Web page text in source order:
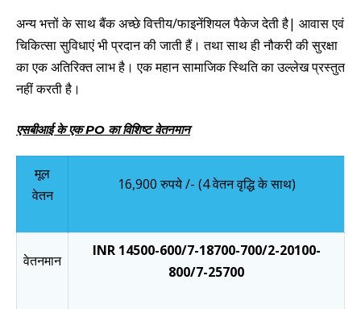
अन्य भत्तों के साथ बैंक अच्छे वित्तीय/फाइनेंशियल पैकेज देती है| आवास एवं
चिकित्सा सुविधाएं भी प्रदान की जाती हैं। तथा साथ ही नौकरी की सुरक्षा
का एक अतिरिक्त लाभ है। एक महान सामाजिक स्थिति का उल्लेख प्रस्तुत
नहीं करती है।
एसबीआई के एक PO का विशिष्ट वेतनमान
मूल
वेतन
16,900 रुपये /- (4 वेतन वृद्धि के साथ)
वेतनमान
INR 14500-600/7-18700-700/2-20100-
800/7-25700